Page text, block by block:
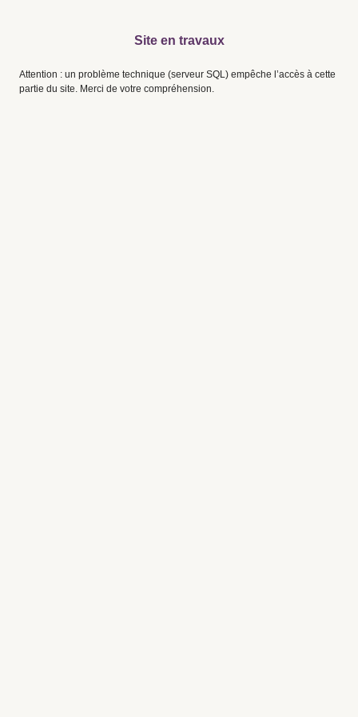
Site en travaux
Attention : un problème technique (serveur SQL) empêche l’accès à cette
partie du site. Merci de votre compréhension.